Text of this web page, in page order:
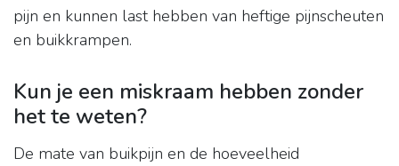
pijn en kunnen last hebben van heftige pijnscheuten
en buikkrampen.
Kun je een miskraam hebben zonder
het te weten?
De mate van buikpijn en de hoeveelheid